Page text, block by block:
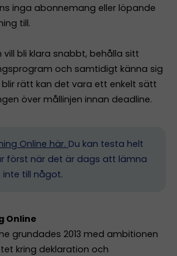
inga abonnemang eller löpande
till.
bli klara snabbt, behålla sitt
och samtidigt känna sig
rätt kan det vara ett enkelt sätt
över mållinjen innan deadline.
Online här. Du kan testa helt
först när det är dags att lämna
inte till något.
Online
grundades 2013 med ambitionen
kring deklaration och